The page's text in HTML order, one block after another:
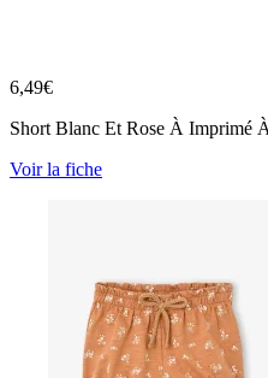
6,49€
Short Blanc Et Rose À Imprimé
Voir la fiche